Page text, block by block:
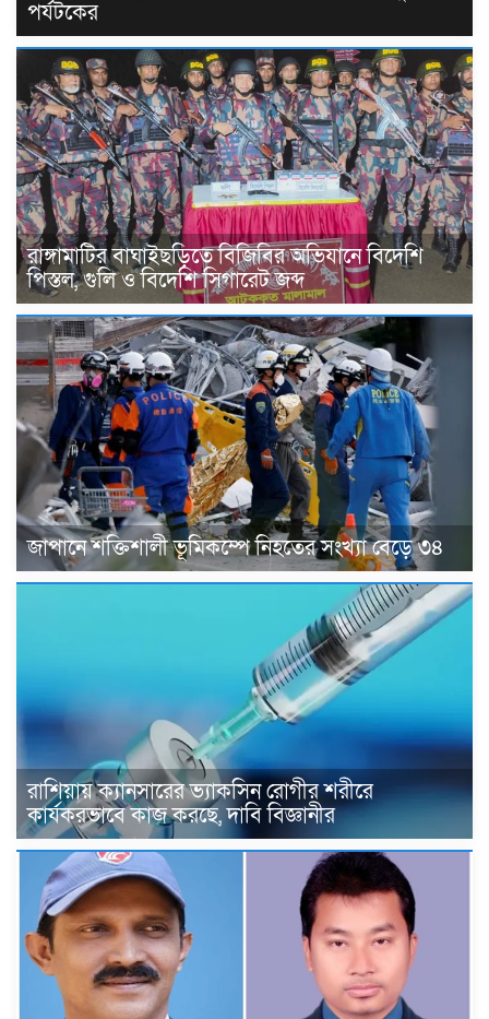
পর্যটকের
রাঙ্গামাটির বাঘাইছড়িতে বিজিবির অভিযানে বিদেশি
পিস্তল, গুলি ও বিদেশি সিগারেট জব্দ
জাপানে শক্তিশালী ভূমিকম্পে নিহতের সংখ্যা বেড়ে ৩৪
রাশিয়ায় ক্যানসারের ভ্যাকসিন রোগীর শরীরে
কার্যকরভাবে কাজ করছে, দাবি বিজ্ঞানীর